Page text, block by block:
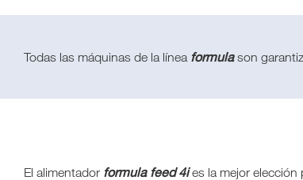
Todas las máquinas de la línea formulason
El alimentador formula feed 4ies la mejor elección